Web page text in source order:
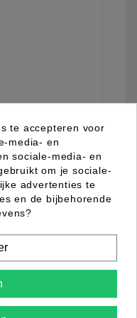
favorite_border
te accepteren voor
media- en
sociale-media- en
om je sociale-
advertenties te
en de bijbehorende